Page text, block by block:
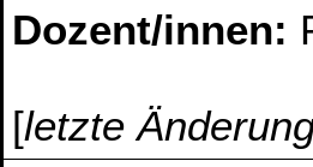
Dozent/innen:
[letzte